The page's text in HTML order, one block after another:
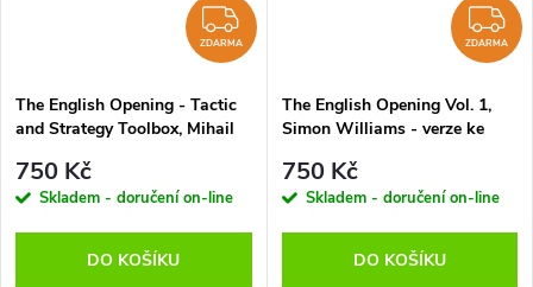
ZDARMA
ZDARMA
The English Opening - Tactic
and Strategy Toolbox, Mihail
(anglicky)
750 Kč
Skladem - doručení on-line
DO KOŠÍKU
ZDARMA
The English Opening Vol. 1,
Simon Williams - verze ke
750 Kč
Skladem - doručení on-line
DO KOŠÍKU